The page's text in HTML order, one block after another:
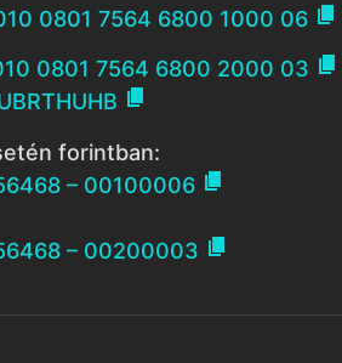
0801 7564 6800 1000 06 
0801 7564 6800 2000 03 

forintban:
– 00100006 
– 00200003 